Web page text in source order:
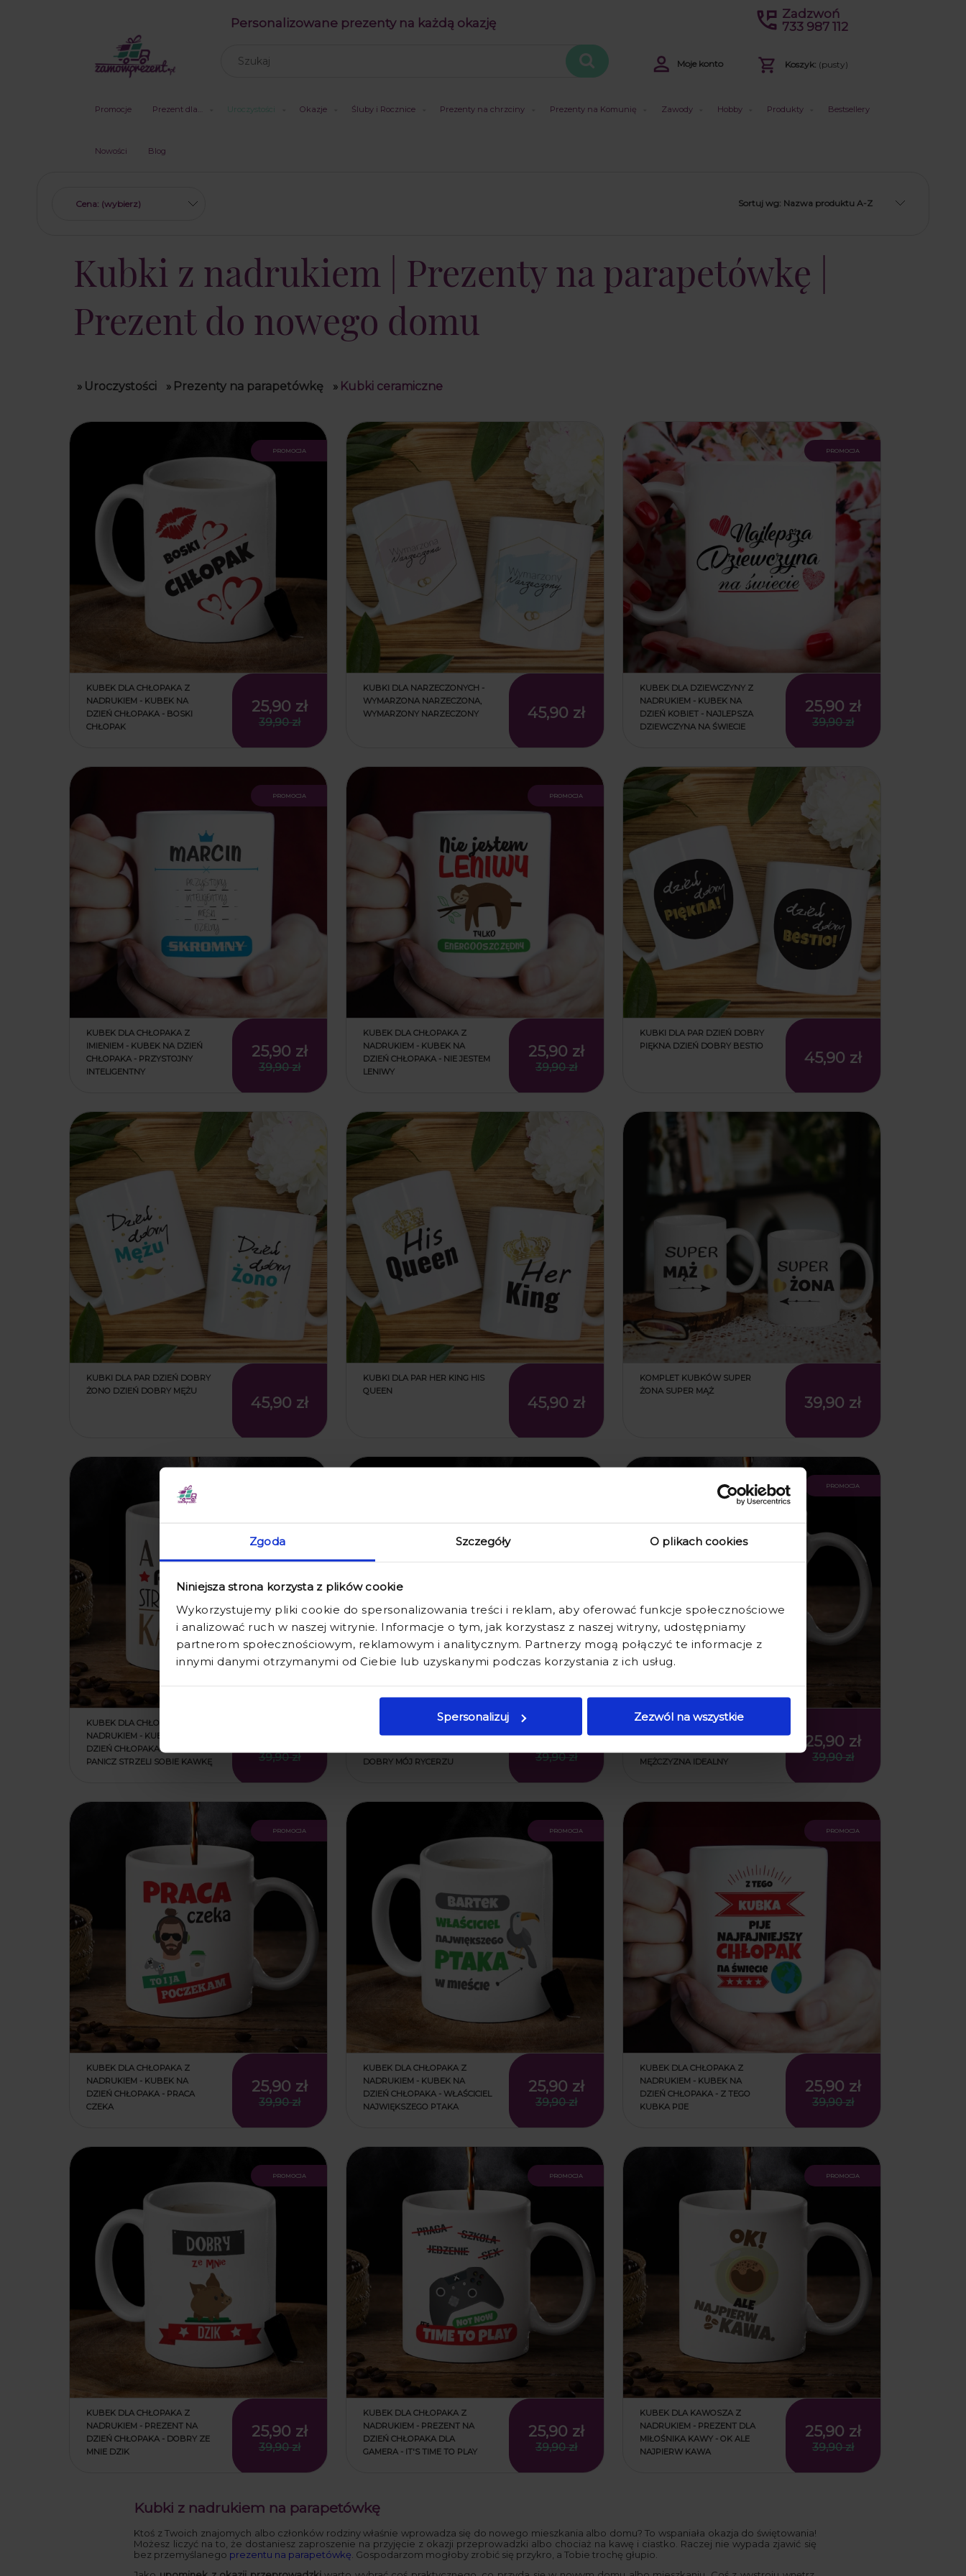
Zgoda Szczegóły O plikach cookies
Niniejsza strona korzysta z plików cookie
Wykorzystujemy pliki cookie do spersonalizowania treści i reklam, aby oferować funkcje społecznościowe
i analizować ruch w naszej witrynie. Informacje o tym, jak korzystasz z naszej witryny, udostępniamy
partnerom społecznościowym, reklamowym i analitycznym. Partnerzy mogą połączyć te informacje z
innymi danymi otrzymanymi od Ciebie lub uzyskanymi podczas korzystania z ich usług.
Spersonalizuj Zezwól na wszystkie
Personalizowane prezenty na każdą okazję
Zadzwoń
733 987 112
Koszyk: (pusty)
Moje konto
Promocje Prezent dla… Uroczystości Okazje Śluby i Rocznice Prezenty na chrzciny Prezenty na Komunię Zawody Hobby Produkty Bestsellery
Nowości Blog
Cena: (wybierz) Sortuj wg: Nazwa produktu A-Z
Kubki z nadrukiem | Prezenty na parapetówkę |
Prezent do nowego domu
» Uroczystości » Prezenty na parapetówkę » Kubki ceramiczne
KUBEK DLA CHŁOPAKA Z
NADRUKIEM - KUBEK NA
DZIEŃ CHŁOPAKA - BOSKI
CHŁOPAK
25,90 zł
39,90 zł
promocja
KUBKI DLA NARZECZONYCH -
WYMARZONA NARZECZONA,
WYMARZONY NARZECZONY
45,90 zł
KUBEK DLA DZIEWCZYNY Z
NADRUKIEM - KUBEK NA
DZIEŃ KOBIET - NAJLEPSZA
DZIEWCZYNA NA ŚWIECIE
25,90 zł
39,90 zł
promocja
KUBEK DLA CHŁOPAKA Z
IMIENIEM - KUBEK NA DZIEŃ
CHŁOPAKA - PRZYSTOJNY
INTELIGENTNY
25,90 zł
39,90 zł
promocja
KUBEK DLA CHŁOPAKA Z
NADRUKIEM - KUBEK NA
DZIEŃ CHŁOPAKA - NIE JESTEM
LENIWY
25,90 zł
39,90 zł
promocja
KUBKI DLA PAR DZIEŃ DOBRY
PIĘKNA DZIEŃ DOBRY BESTIO
45,90 zł
KUBKI DLA PAR DZIEŃ DOBRY
ŻONO DZIEŃ DOBRY MĘŻU
45,90 zł
KUBKI DLA PAR HER KING HIS
QUEEN
45,90 zł
KOMPLET KUBKÓW SUPER
ŻONA SUPER MĄŻ
39,90 zł
KUBEK DLA CHŁOPAKA Z
NADRUKIEM - KUBEK NA
DZIEŃ CHŁOPAKA - A TERAZ
PANICZ STRZELI SOBIE KAWKĘ
39,90 zł
KUBEK DLA CHŁOPAKA Z
NADRUKIEM - KUBEK NA
DOBRY MÓJ RYCERZU
25,90 zł
39,90 zł
KUBEK DLA CHŁOPAKA Z
NADRUKIEM - KUBEK NA
MĘŻCZYZNA IDEALNY
25,90 zł
39,90 zł
promocja
KUBEK DLA CHŁOPAKA Z
NADRUKIEM - KUBEK NA
DZIEŃ CHŁOPAKA - PRACA
CZEKA
25,90 zł
39,90 zł
promocja
KUBEK DLA CHŁOPAKA Z
NADRUKIEM - KUBEK NA
DZIEŃ CHŁOPAKA - WŁAŚCICIEL
NAJWIĘKSZEGO PTAKA
25,90 zł
39,90 zł
promocja
KUBEK DLA CHŁOPAKA Z
NADRUKIEM - KUBEK NA
DZIEŃ CHŁOPAKA - Z TEGO
KUBKA PIJE
25,90 zł
39,90 zł
promocja
KUBEK DLA CHŁOPAKA Z
NADRUKIEM - PREZENT NA
DZIEŃ CHŁOPAKA - DOBRY ZE
MNIE DZIK
25,90 zł
39,90 zł
promocja
KUBEK DLA CHŁOPAKA Z
NADRUKIEM - PREZENT NA
DZIEŃ CHŁOPAKA DLA
GAMERA - IT'S TIME TO PLAY
25,90 zł
39,90 zł
promocja
KUBEK DLA KAWOSZA Z
NADRUKIEM - PREZENT DLA
MIŁOŚNIKA KAWY - OK ALE
NAJPIERW KAWA
25,90 zł
39,90 zł
promocja
Kubki z nadrukiem na parapetówkę
Ktoś z Twoich znajomych albo członków rodziny właśnie wprowadza się do nowego mieszkania albo domu? To wspaniała okazja do świętowania!
Możesz liczyć na to, że dostaniesz zaproszenie na przyjęcie z okazji przeprowadzki albo chociaż na kawę i ciastko. Raczej nie wypada zjawić się
bez przemyślanego prezentu na parapetówkę. Gospodarzom mogłoby zrobić się przykro, a Tobie trochę głupio.